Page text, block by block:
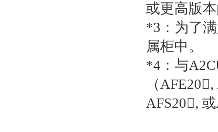
或更高版
*3 ：为了
属柜中。
*4 ：与
（
AFS20, 或